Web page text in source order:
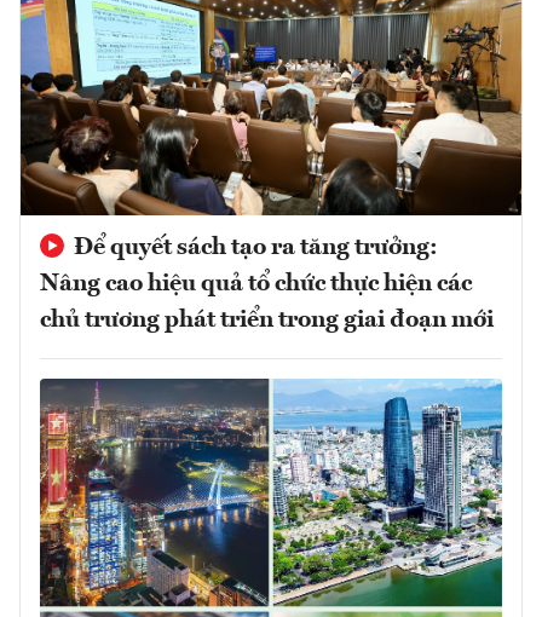
Để quyết sách tạo ra tăng trưởng:
Nâng cao hiệu quả tổ chức thực hiện các
chủ trương phát triển trong giai đoạn mới